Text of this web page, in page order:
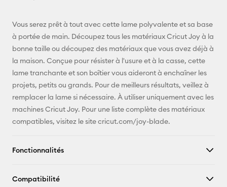
E-mail
Facebook
Vous serez prêt à tout avec cette lame polyvalente et sa base
à portée de main. Découpez tous les matériaux Cricut Joy à la
bonne taille ou découpez des matériaux que vous avez déjà à
la maison. Conçue pour résister à l'usure et à la casse, cette
lame tranchante et son boîtier vous aideront à enchaîner les
projets, petits ou grands. Pour de meilleurs résultats, veillez à
remplacer la lame si nécessaire. À utiliser uniquement avec les
machines Cricut Joy. Pour une liste complète des matériaux
compatibles, visitez le site cricut.com/joy-blade.
Fonctionnalités
Compatibilité